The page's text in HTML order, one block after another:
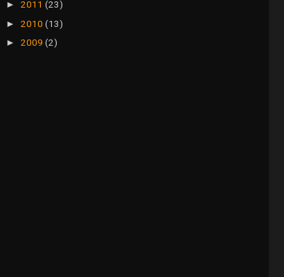
► 2011 (23)
► 2010 (13)
► 2009 (2)